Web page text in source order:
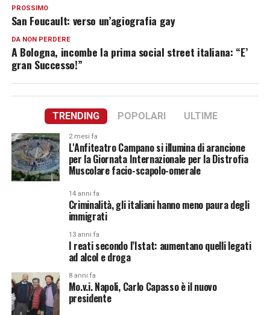
PROSSIMO
San Foucault: verso un’agiografia gay
DA NON PERDERE
A Bologna, incombe la prima social street italiana: “E’
gran Successo!”
TRENDING POPOLARI ULTIME
2 mesi fa
L'Anfiteatro Campano si illumina di arancione
per la Giornata Internazionale per la Distrofia
Muscolare facio-scapolo-omerale
14 anni fa
Criminalità, gli italiani hanno meno paura degli
immigrati
13 anni fa
I reati secondo l’Istat: aumentano quelli legati
ad alcol e droga
8 anni fa
Mo.v.i. Napoli, Carlo Capasso è il nuovo
presidente